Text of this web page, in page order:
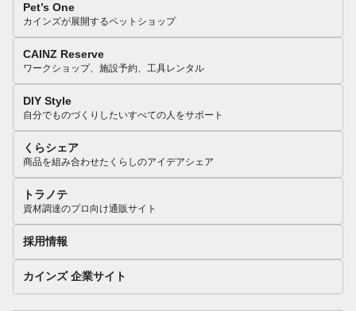
Pet’s One
カインズが展開するペットショップ
CAINZ Reserve
ワークショップ、施設予約、工具レンタル
DIY Style
自分でものづくりしたいすべての人をサポート
くらシェア
商品を組み合わせたくらしのアイデアシェア
トラノテ
資材調達のプロ向け通販サイト
採用情報
カインズ 企業サイト